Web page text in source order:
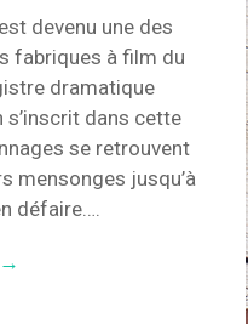
devenu une des
fabriques à film du
dramatique
s’inscrit dans cette
se retrouvent
mensonges jusqu’à
défaire….
→